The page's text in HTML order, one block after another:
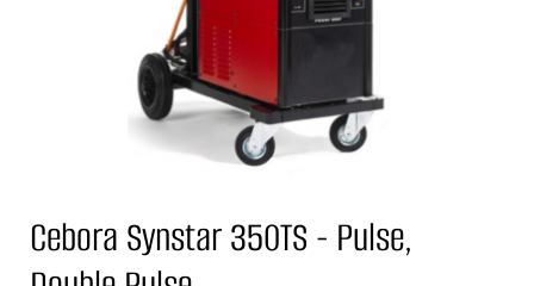
Cebora Synstar 350TS - Pulse,